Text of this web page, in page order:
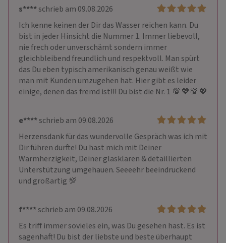
s****schrieb am 09.08.2026
Ich kenne keinen der Dir das Wasser reichen kann. Du
bist in jeder Hinsicht die Nummer 1. Immer liebevoll,
nie frech oder unverschämt sondern immer
gleichbleibend freundlich und respektvoll. Man spürt
das Du eben typisch amerikanisch genau weißt wie
man mit Kunden umzugehen hat. Hier gibt es leider
einige, denen das fremd ist!!! Du bist die Nr. 1 💯 💖💯 💖
e****schrieb am 09.08.2026
Herzensdank für das wundervolle Gespräch was ich mit
Dir führen durfte! Du hast mich mit Deiner
Warmherzigkeit, Deiner glasklaren & detaillierten
Unterstützung umgehauen. Seeeehr beeindruckend
und großartig 💯
f****schrieb am 09.08.2026
Es triff immer sovieles ein, was Du gesehen hast. Es ist
sagenhaft! Du bist der liebste und beste überhaupt